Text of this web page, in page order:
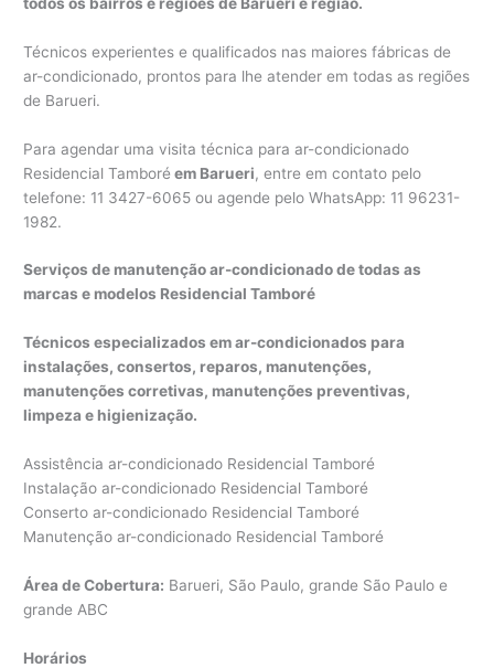
Técnicos experientes e qualificados nas maiores fábricas de
ar-condicionado, prontos para lhe atender em todas as regiões
de Barueri.
Para agendar uma visita técnica para ar-condicionado
Residencial Tamboré em Barueri, entre em contato pelo
telefone: 11 3427-6065 ou agende pelo WhatsApp: 11 96231-
1982.
Serviços de manutenção ar-condicionado de todas as
marcas e modelos Residencial Tamboré
Técnicos especializados em ar-condicionados para
instalações, consertos, reparos, manutenções,
manutenções corretivas, manutenções preventivas,
limpeza e higienização.
Assistência ar-condicionado Residencial Tamboré
Instalação ar-condicionado Residencial Tamboré
Conserto ar-condicionado Residencial Tamboré
Manutenção ar-condicionado Residencial Tamboré
Área de Cobertura: Barueri, São Paulo, grande São Paulo e
grande ABC
Horários